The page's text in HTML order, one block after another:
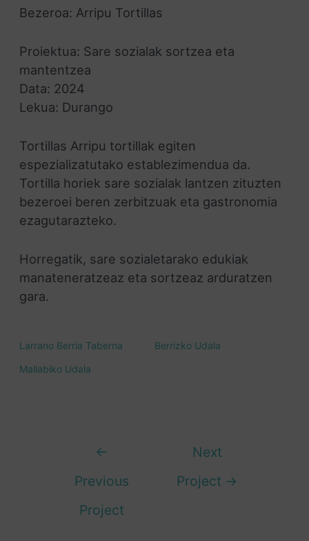
Bezeroa: Arripu Tortillas
Proiektua: Sare sozialak sortzea eta
mantentzea
Data: 2024
Lekua: Durango
Tortillas Arripu tortillak egiten
espezializatutako establezimendua da.
Tortilla horiek sare sozialak lantzen zituzten
bezeroei beren zerbitzuak eta gastronomia
ezagutarazteko.
Horregatik, sare sozialetarako edukiak
manateneratzeaz eta sortzeaz arduratzen
gara.
Larrano Berria Taberna
Berrizko Udala
Mallabiko Udala
←
Previous
Project
Next
Project →